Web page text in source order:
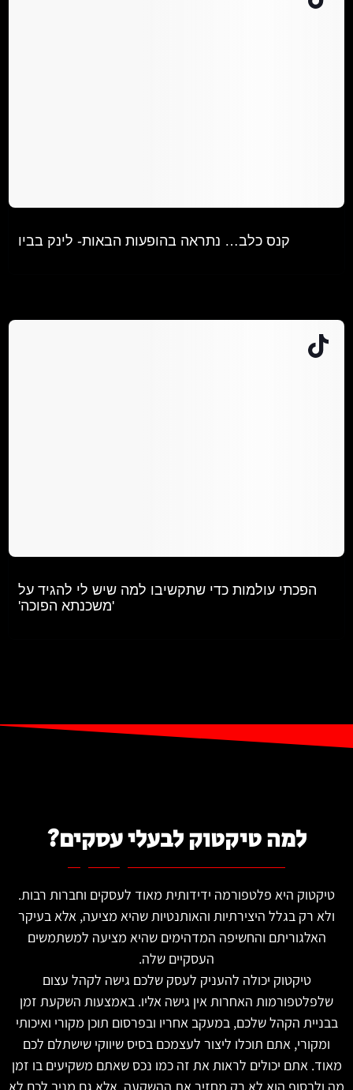
קנס כלב… נתראה בהופעות הבאות- לינק בביו
הפכתי עולמות כדי שתקשיבו למה שיש לי להגיד על
'משכנתא הפוכה'
למה טיקטוק לבעלי עסקים?
טיקטוק היא פלטפורמה ידידותית מאוד לעסקים וחברות רבות.
ולא רק בגלל היצירתיות והאותנטיות שהיא מציעה, אלא בעיקר
האלגוריתם והחשיפה המדהימים שהיא מציעה למשתמשים
העסקיים שלה.
טיקטוק יכולה להעניק לעסק שלכם גישה לקהל עצום
שלפלטפורמות האחרות אין גישה אליו. באמצעות השקעת זמן
בבניית הקהל שלכם, במעקב אחריו ובפרסום תוכן מקורי ואיכותי
ומקורי, אתם תוכלו ליצור לעצמכם בסיס שיווקי שישתלם לכם
מאוד. אתם יכולים לראות את זה כמו נכס שאתם משקיעים בו זמן
מה ולבסוף הוא לא רק מחזיר את ההשקעה, אלא גם מניב לכם לא